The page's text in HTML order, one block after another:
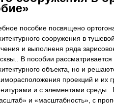
пособие посвящено
сооружения в
и выполненя ряда
В пособии
объекта, но и
проекций и их
и с элементами среды..
и «масштабность», с